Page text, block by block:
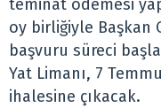
teminat ödemesi
oy birliğiyle Başkan
başvuru süreci
Yat Limanı, 7
ihalesine çıkacak.